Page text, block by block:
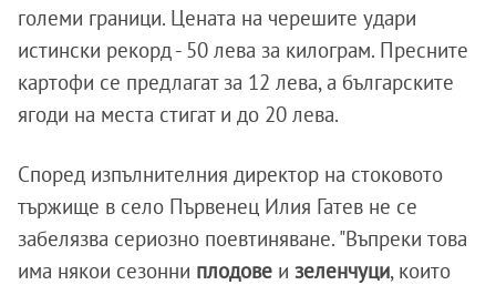
големи граници. Цената на черешите удари
истински рекорд - 50 лева за килограм. Пресните
картофи се предлагат за 12 лева, а българските
ягоди на места стигат и до 20 лева.
Според изпълнителния директор на стоковото
тържище в село Първенец Илия Гатев не се
забелязва сериозно поевтиняване. "Въпреки това
има някои сезонни плодове и зеленчуци, които